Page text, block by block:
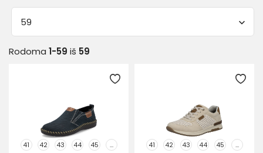
Lygiapadžiai 35
Mokasinai
Sportiniai
Bato išorė
59
Rodoma 1-59 iš 59
41 42 43 44 45 ... 41 42 43 44 45 ...